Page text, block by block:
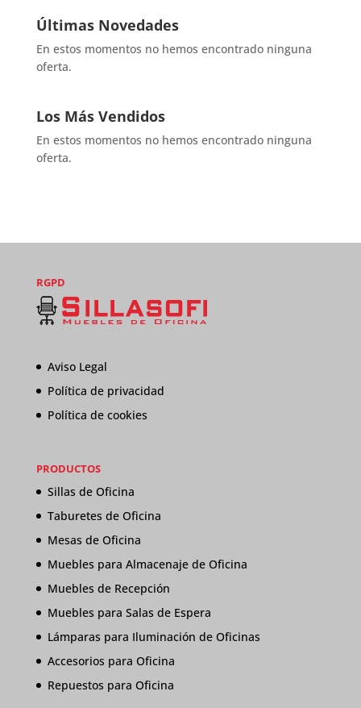
Últimas Novedades
En estos momentos no hemos encontrado ninguna
oferta.
Los Más Vendidos
En estos momentos no hemos encontrado ninguna
oferta.
RGPD
Aviso Legal
Política de privacidad
Política de cookies
PRODUCTOS
Sillas de Oficina
Taburetes de Oficina
Mesas de Oficina
Muebles para Almacenaje de Oficina
Muebles de Recepción
Muebles para Salas de Espera
Lámparas para Iluminación de Oficinas
Accesorios para Oficina
Repuestos para Oficina